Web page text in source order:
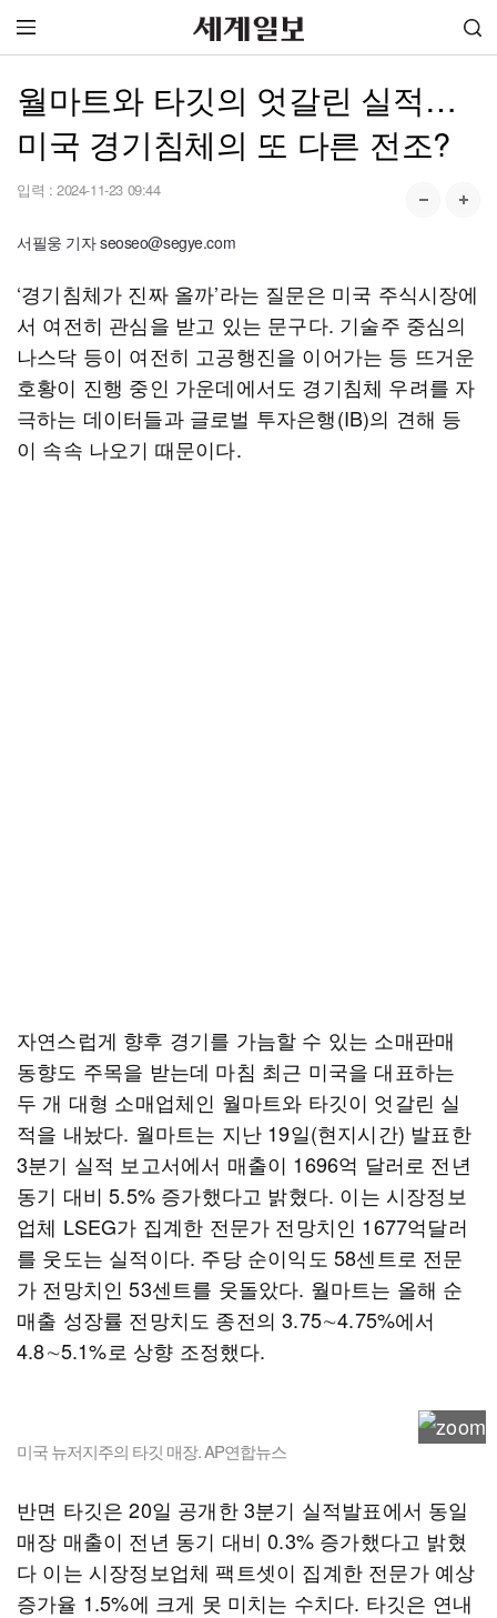
월마트와 타깃의 엇갈린 실적…
미국 경기침체의 또 다른 전조?
입력 : 2024-11-23 09:44
서필웅 기자 seoseo@segye.com
‘경기침체가 진짜 올까’라는 질문은 미국 주식시장에
서 여전히 관심을 받고 있는 문구다. 기술주 중심의
나스닥 등이 여전히 고공행진을 이어가는 등 뜨거운
호황이 진행 중인 가운데에서도 경기침체 우려를 자
극하는 데이터들과 글로벌 투자은행(IB)의 견해 등
이 속속 나오기 때문이다.
자연스럽게 향후 경기를 가늠할 수 있는 소매판매
동향도 주목을 받는데 마침 최근 미국을 대표하는
두 개 대형 소매업체인 월마트와 타깃이 엇갈린 실
적을 내놨다. 월마트는 지난 19일(현지시간) 발표한
3분기 실적 보고서에서 매출이 1696억 달러로 전년
동기 대비 5.5% 증가했다고 밝혔다. 이는 시장정보
업체 LSEG가 집계한 전문가 전망치인 1677억달러
를 웃도는 실적이다. 주당 순이익도 58센트로 전문
가 전망치인 53센트를 웃돌았다. 월마트는 올해 순
매출 성장률 전망치도 종전의 3.75∼4.75%에서
4.8∼5.1%로 상향 조정했다.
미국 뉴저지주의 타깃 매장. AP연합뉴스
반면 타깃은 20일 공개한 3분기 실적발표에서 동일
매장 매출이 전년 동기 대비 0.3% 증가했다고 밝혔
다 이는 시장정보업체 팩트셋이 집계한 전문가 예상
증가율 1.5%에 크게 못 미치는 수치다. 타깃은 연내